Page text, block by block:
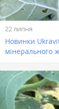
22 липня
Новинки
мінерального